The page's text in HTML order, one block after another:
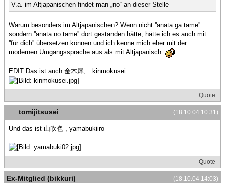
V.a. im Altjapanischen findet man „no“ an dieser Stelle
Warum besonders im Altjapanischen? Wenn nicht ''anata ga tame''
sondern ''anata no tame'' dort gestanden hätte, hätte ich es auch mit
''für dich'' übersetzen können und ich kenne mich eher mit der
modernen Umgangssprache aus als mit Altjapanisch.
EDIT Das ist auch 金木犀, kinmokusei
Quote
(18.10.04 10:31)
tomijitsusei
Und das ist 山吹色 , yamabukiiro
Quote
(18.10.04 14:03)
Ex-Mitglied (bikkuri)